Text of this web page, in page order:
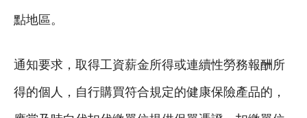
點地區。
通知要求，取得工資薪金所得或連續性勞務報酬所
得的個人，自行購買符合規定的健康保險產品的，